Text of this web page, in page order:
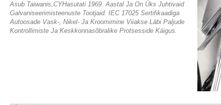
Asub Taiwanis,CYHasutati 1969. Aastal Ja On Üks Juhtivaid
Galvaniseerimisteenuste Tootjaid. IEC 17025 Sertifikaadiga
Autoosade Vask-, Nikel- Ja Kroomimine Viiakse Läbi Paljude
Kontrollimiste Ja Keskkonnasõbralike Protsesside Käigus.